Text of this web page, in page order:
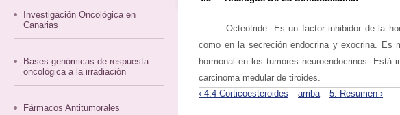
Investigación Oncológica en
Canarias
Bases genómicas de respuesta
oncológica a la irradiación
Fármacos Antitumorales
Octeotride. Es un factor inhibidor de la
como en la secreción endocrina y exocrina. Es
hormonal en los tumores neuroendocrinos.
carcinoma medular de tiroides.
‹ 4.4 Corticoesteroides
arriba 5. Resumen ›